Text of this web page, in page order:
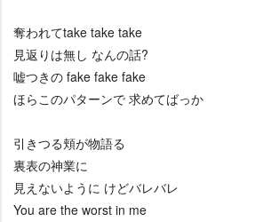
奪われてtake take take
見返りは無し なんの話?
嘘つきの fake fake fake
ほらこのパターンで 求めてばっか
引きつる頬が物語る
裏表の神業に
見えないように けどバレバレ
You are the worst in me